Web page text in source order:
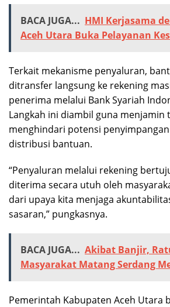
BACA JUGA... HMI Kerjasama
Aceh Utara Buka Pelayanan
Terkait mekanisme penyaluran,
ditransfer langsung ke rekening
penerima melalui Bank Syariah
Langkah ini diambil guna menjamin
menghindari potensi
distribusi bantuan.
“Penyaluran melalui rekening
diterima secara utuh oleh
dari upaya kita menjaga
sasaran,” pungkasnya.
BACA JUGA... Akibat Banjir,
Masyarakat Matang Serdang
Pemerintah Kabupaten Aceh Utara